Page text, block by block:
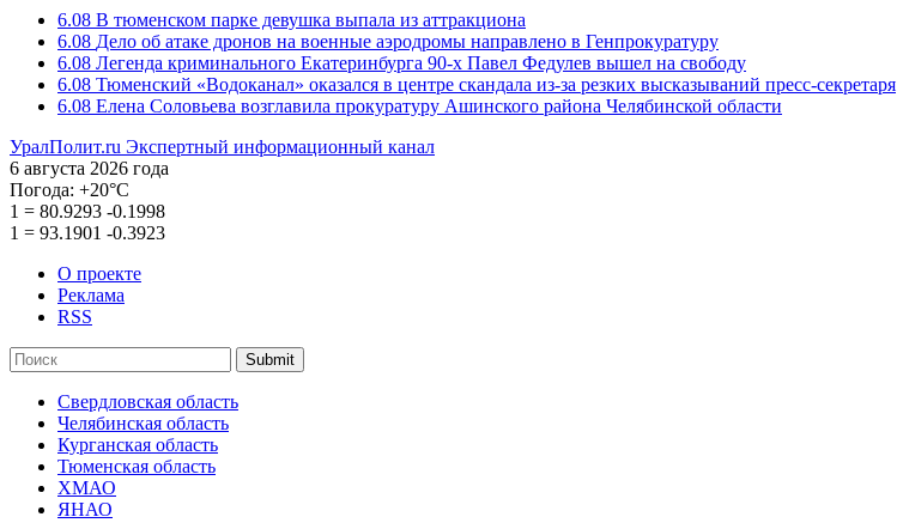
6.08 В тюменском парке девушка выпала из аттракциона
6.08 Дело об атаке дронов на военные аэродромы направлено в Генпрокуратуру
6.08 Легенда криминального Екатеринбурга 90-х Павел Федулев вышел на свободу
6.08 Тюменский «Водоканал» оказался в центре скандала из-за резких высказываний пресс-секретаря
6.08 Елена Соловьева возглавила прокуратуру Ашинского района Челябинской области
УралПолит.ru Экспертный информационный канал
6 августа 2026 года
Погода: +20°С
1 = 80.9293 -0.1998
1 = 93.1901 -0.3923
О проекте
Реклама
RSS
Submit
Свердловская область
Челябинская область
Курганская область
Тюменская область
ХМАО
ЯНАО